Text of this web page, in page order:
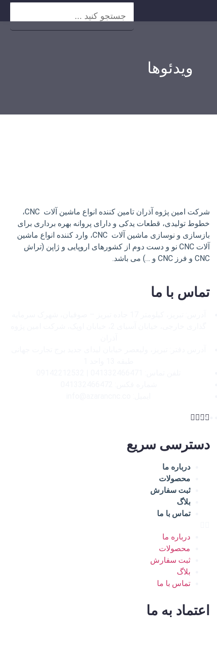
ویدئوها
شرکت امین پژوه آذران تامین کننده انواع ماشین آلات CNC،
خطوط تولیدی، قطعات یدکی و دارای پروانه بهره برداری برای
بازسازی و نوسازی ماشین آلات CNC، وارد کننده انواع ماشین
آلات CNC نو و دست دوم از کشورهای اروپایی و ژاپن (تراش
CNC و فرز CNC و …) می باشد.
تماس با ما
دسترسی سریع
درباره ما
محصولات
ثبت سفارش
بلاگ
تماس با ما
درباره ما
محصولات
ثبت سفارش
بلاگ
تماس با ما
اعتماد به ما